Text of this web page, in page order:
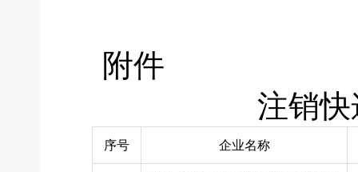
附件
注销
序号 企业名称